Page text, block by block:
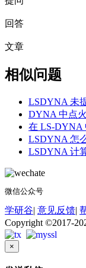
回答
文章
相似问题
LSDYNA 未
DYNA 中点
在 LS-DYNA
LSDYNA 怎
LSDYNA 计
微信公众号
学研谷| 意见反馈|
Copyright ©2017-
×